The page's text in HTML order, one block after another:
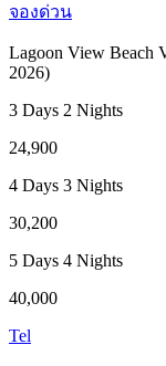
จองด่วน
Lagoon View Beach
2026)
3 Days 2 Nights
24,900
4 Days 3 Nights
30,200
5 Days 4 Nights
40,000
Tel